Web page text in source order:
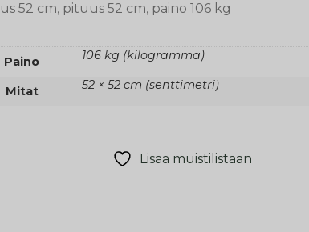
52 cm, pituus 52 cm, paino 106 kg
Paino 106 kg (kilogramma)
Mitat 52 × 52 cm (senttimetri)
Lisää muistilistaan